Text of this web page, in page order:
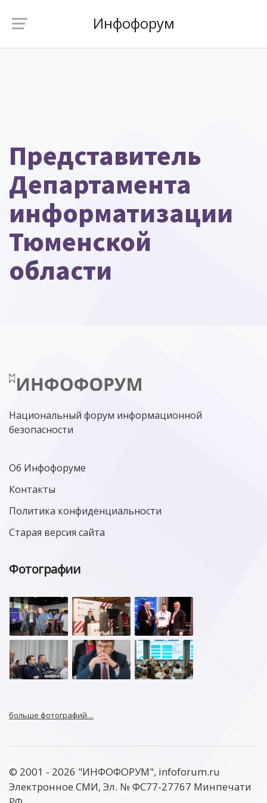
Инфофорум
Представитель
Департамента
информатизации
Тюменской
области
Национальный форум информационной
безопасности
Об Инфофоруме
Контакты
Политика конфиденциальности
Старая версия сайта
Фотографии
больше фотографий…
© 2001 - 2026 "ИНФОФОРУМ", infoforum.ru
Электронное СМИ, Эл. № ФС77-27767 Минпечати